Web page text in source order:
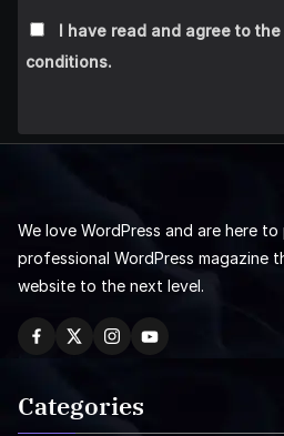
I have read and agree to
conditions.
We love WordPress and are here
professional WordPress magazine
website to the next level.
Categories